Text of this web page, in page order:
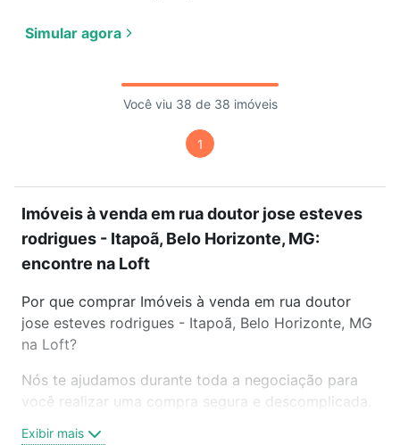
Simular agora
Você viu 38 de 38 imóveis
1
Imóveis à venda em rua doutor jose esteves
rodrigues - Itapoã, Belo Horizonte, MG:
encontre na Loft
Por que comprar Imóveis à venda em rua doutor
jose esteves rodrigues - Itapoã, Belo Horizonte, MG
na Loft?
Nós te ajudamos durante toda a negociação para
você realizar uma compra segura e descomplicada.
Exibir mais